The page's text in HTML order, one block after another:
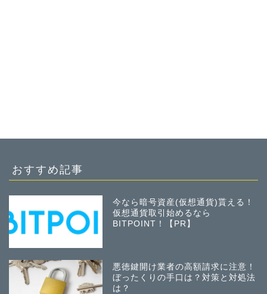
おすすめ記事
今なら暗号資産(仮想通貨)貰える！
仮想通貨取引始めるなら
BITPOINT！【PR】
悪徳鍵開け業者の高額請求に注意！
ぼったくりの手口は？対策と対処法
は？